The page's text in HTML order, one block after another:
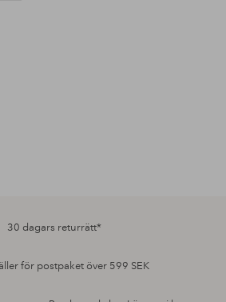
30 dagars returrätt*
för postpaket över 599 SEK